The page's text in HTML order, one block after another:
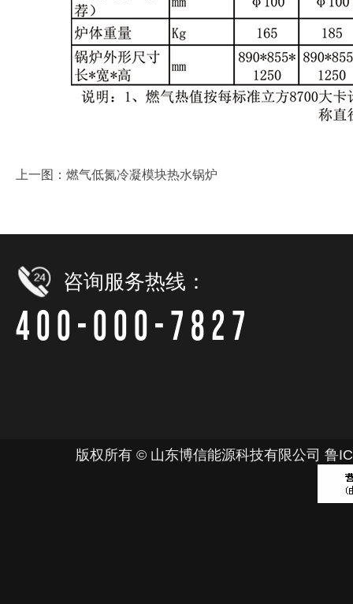
上一图： 燃气低氮冷凝模块热水锅炉
咨询服务热线：
400-000-7827
版权所有 © 山东博信能源科技有限公司 鲁